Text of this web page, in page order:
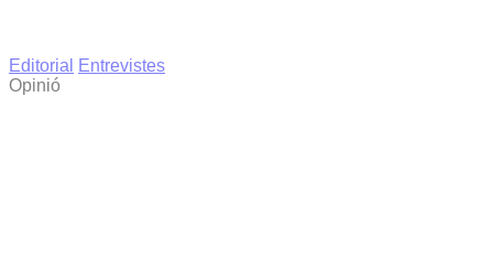
Editorial
Entrevistes
Opinió